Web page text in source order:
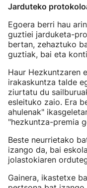
Jarduteko
Egoera berri hau
guztiei jarduketa-
bertan, zehaztuko
guztiak, bai eta
Haur Hezkuntzaren
irakaskuntza talde
ziurtatu du
esleituko zaio. Era
ahulenak"
"hezkuntza-premia
Beste neurrietako
izango da, bai
jolastokiaren
Gainera, ikastetxe